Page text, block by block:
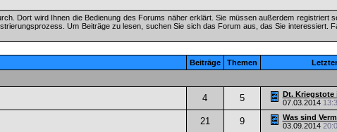
Dort wird Ihnen die Bedienung des Forums näher erklärt. Sie müssen außerdem registriert
Um Beiträge zu lesen, suchen Sie sich das Forum aus, das Sie interessiert.
Beiträge Themen
4 5
Dt. Kriegstote
07.03.2014
21 9
Was sind
03.09.2014